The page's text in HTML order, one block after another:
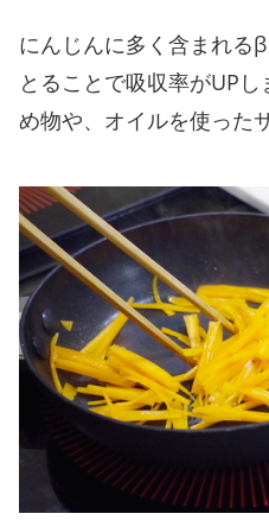
にんじんに多く含まれる
とることで吸収率がUP
め物や、オイルを使った